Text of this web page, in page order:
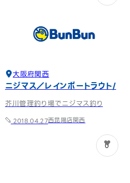
大阪府関西
ニジマス／レインボートラウト
芥川管理釣り場でニジマス釣り
2018.04.27西昆陽店関西
0